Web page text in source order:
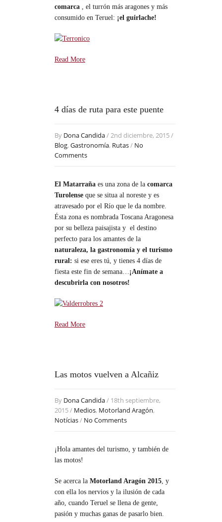
comarca , el turrón más aragones y más
consumido en Teruel: ¡el guirlache!
Read More
4 días de ruta para este puente
By Dona Candida/ 2nd diciembre, 2015 /
Blog, Gastronomía, Rutas/ No
Comments
El Matarraña es una zona de la comarca
Turolense que se situa al noreste y es
atravesado por el Río que le da nombre.
Ésta zona es nombrada Toscana Aragonesa
por su belleza paisajista y el destino
perfecto para los amantes de la
naturaleza, la gastronomía y el turismo
rural: si ese eres tú, y tienes 4 días de
fiesta este fin de semana…¡Anímate a
descubrirla con nosotros!
Read More
Las motos vuelven a Alcañiz
By Dona Candida/ 18th septiembre,
2015 / Medios, Motorland Aragón,
Notícias/ No Comments
¡Hola amantes del turismo, y también de
las motos!
Se acerca la Motorland Aragón 2015, y
con ella los nervios y la ilusión de cada
año, cuando Teruel se llena de gente,
pasión y muchas ganas de pasarlo bien.